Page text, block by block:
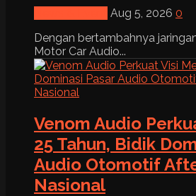
Aug 5, 2026 0
Dengan bertambahnya
Motor Car Audio...
Venom Audio
25 Tahun, Bidik
Audio Otomotif
Nasional